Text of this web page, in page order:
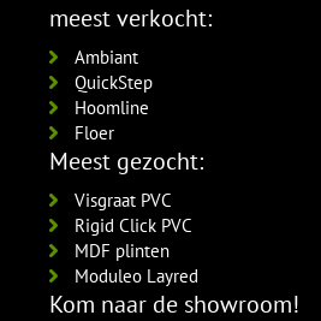
per lengte: 2.4 mm, € 21,95 p/st
meest verkocht:
Ambiant
QuickStep
Hoomline
Floer
Meest gezocht:
Visgraat PVC
Rigid Click PVC
MDF plinten
Moduleo Layred
Kom naar de showroom!